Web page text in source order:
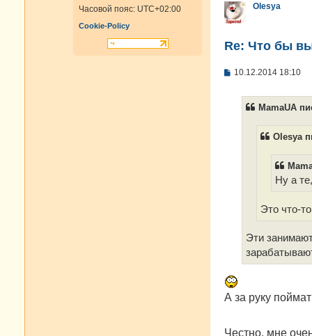
Часовой пояс: UTC+02:00
Cookie-Policy
Olesya
Re: Что бы
С10.12.2014 18:10
MamaUA
Olesya
Ну а
Это что-
Эти
А за руку
Честно, мне